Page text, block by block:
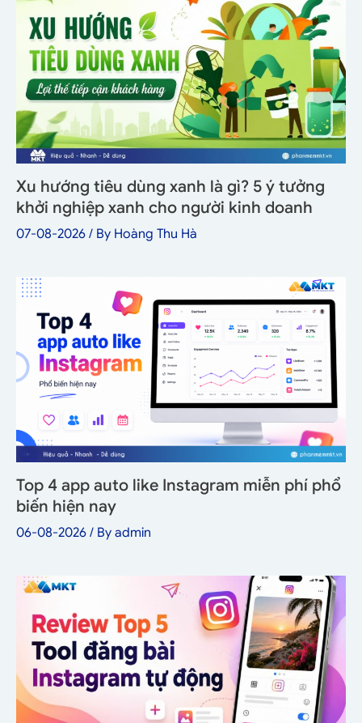
Xu hướng tiêu dùng xanh là gì? 5 ý tưởng
khởi nghiệp xanh cho người kinh doanh
07-08-2026 / By Hoàng Thu Hà
Top 4 app auto like Instagram miễn phí phổ
biến hiện nay
06-08-2026 / By admin